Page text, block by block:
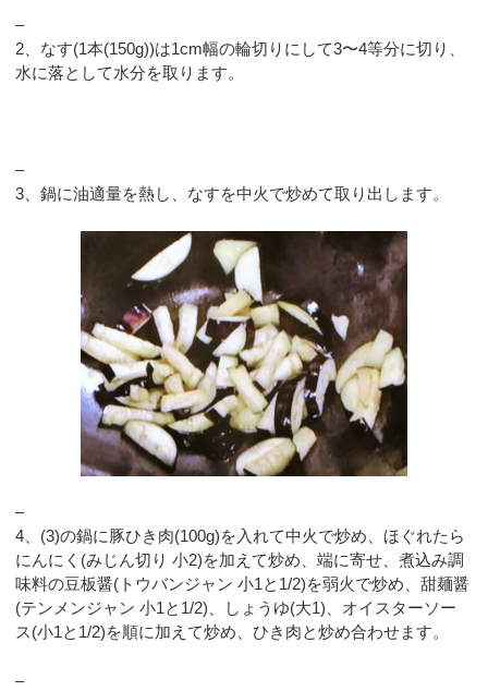
–
2、なす(1本(150g))は1cm幅の輪切りにして3〜4等分に切り、
水に落として水分を取ります。
–
3、鍋に油適量を熱し、なすを中火で炒めて取り出します。
–
4、(3)の鍋に豚ひき肉(100g)を入れて中火で炒め、ほぐれたら
にんにく(みじん切り 小2)を加えて炒め、端に寄せ、煮込み調
味料の豆板醤(トウバンジャン 小1と1/2)を弱火で炒め、甜麺醤
(テンメンジャン 小1と1/2)、しょうゆ(大1)、オイスターソー
ス(小1と1/2)を順に加えて炒め、ひき肉と炒め合わせます。
–